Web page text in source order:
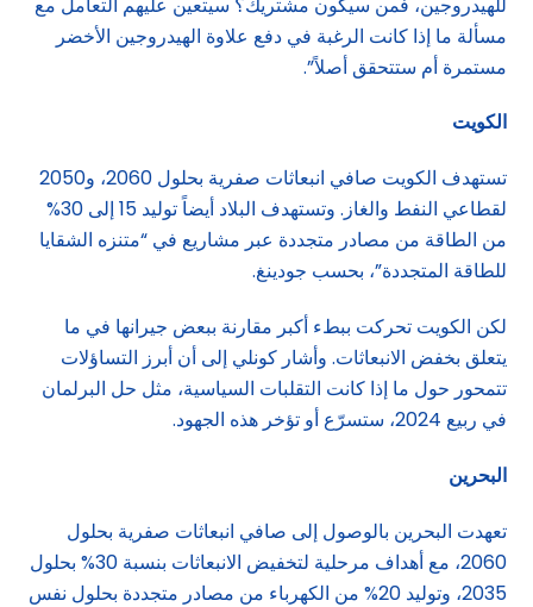
مسألة ما إذا كانت الرغبة في دفع علاوة الهيدروجين الأخضر
مستمرة أم ستتحقق أصلاً”.
الكويت
تستهدف الكويت صافي انبعاثات صفرية بحلول 2060، و2050
لقطاعي النفط والغاز. وتستهدف البلاد أيضاً توليد 15 إلى 30%
من الطاقة من مصادر متجددة عبر مشاريع في “متنزه الشقايا
للطاقة المتجددة”، بحسب جودينغ.
لكن الكويت تحركت ببطء أكبر مقارنة ببعض جيرانها في ما
يتعلق بخفض الانبعاثات. وأشار كونلي إلى أن أبرز التساؤلات
تتمحور حول ما إذا كانت التقلبات السياسية، مثل حل البرلمان
في ربيع 2024، ستسرّع أو تؤخر هذه الجهود.
البحرين
تعهدت البحرين بالوصول إلى صافي انبعاثات صفرية بحلول
2060، مع أهداف مرحلية لتخفيض الانبعاثات بنسبة 30% بحلول
2035، وتوليد 20% من الكهرباء من مصادر متجددة بحلول نفس